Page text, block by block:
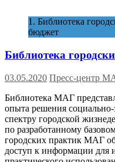
1. Библиотека
бюджет
Библиотека
03.05.2020 Пресс-центр
Библиотека МАГ
опыта решения
спектру городской
по разработанному
городских практик МАГ
доступ к информации для